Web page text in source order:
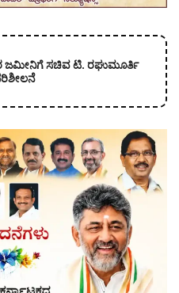
ಜಮೀನಿಗೆ ಸಚಿವ ಟಿ. ರಘುಮೂರ್ತಿ